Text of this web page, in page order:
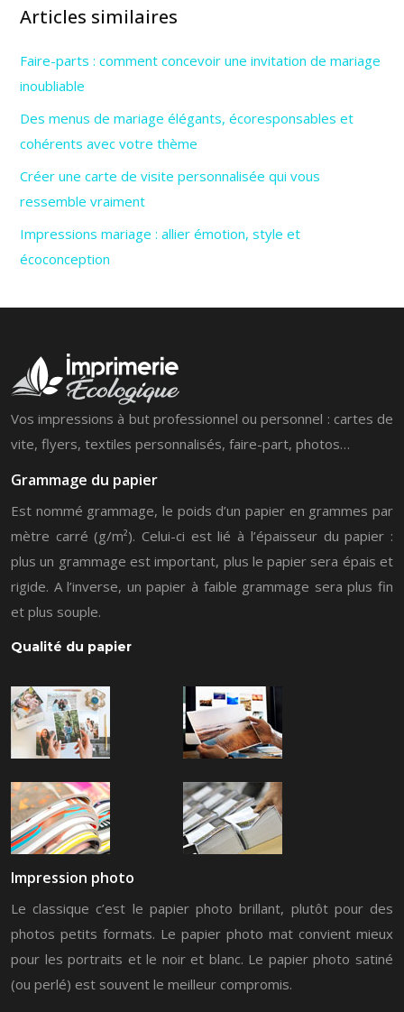
Articles similaires
Faire-parts : comment concevoir une invitation de mariage
inoubliable
Des menus de mariage élégants, écoresponsables et
cohérents avec votre thème
Créer une carte de visite personnalisée qui vous
ressemble vraiment
Impressions mariage : allier émotion, style et
écoconception
Vos impressions à but professionnel ou personnel : cartes de
vite, flyers, textiles personnalisés, faire-part, photos…
Grammage du papier
Est nommé grammage, le poids d’un papier en grammes par
mètre carré (g/m²). Celui-ci est lié à l’épaisseur du papier :
plus un grammage est important, plus le papier sera épais et
rigide. A l’inverse, un papier à faible grammage sera plus fin
et plus souple.
Qualité du papier
Impression photo
Le classique c’est le papier photo brillant, plutôt pour des
photos petits formats. Le papier photo mat convient mieux
pour les portraits et le noir et blanc. Le papier photo satiné
(ou perlé) est souvent le meilleur compromis.